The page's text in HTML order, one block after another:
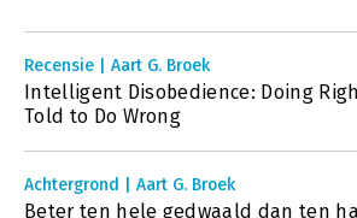
Recensie | Aart G. Broek
Intelligent Disobedience: Doing
Told to Do Wrong
Achtergrond | Aart G. Broek
Beter ten hele gedwaald dan ten